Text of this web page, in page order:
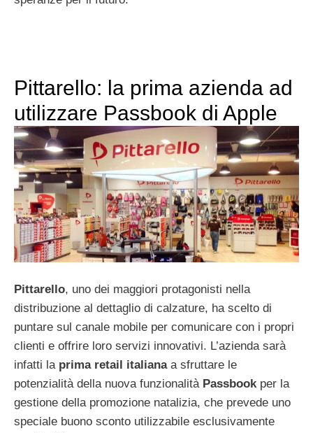
Pittarello: la prima azienda ad
utilizzare Passbook di Apple
Pittarello, uno dei maggiori protagonisti nella
distribuzione al dettaglio di calzature, ha scelto di
puntare sul canale mobile per comunicare con i propri
clienti e offrire loro servizi innovativi. L’azienda sarà
infatti la prima retail italianaa sfruttare le
potenzialità della nuova funzionalità Passbookper la
gestione della promozione natalizia, che prevede uno
speciale buono sconto utilizzabile esclusivamente